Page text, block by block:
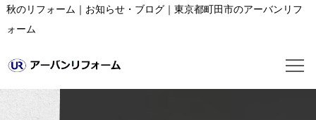
秋のリフォーム｜お知らせ・ブログ｜東京都町田市のアーバンリフ
ォーム